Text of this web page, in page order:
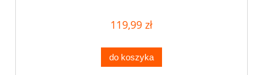
119,99 zł
do koszyka